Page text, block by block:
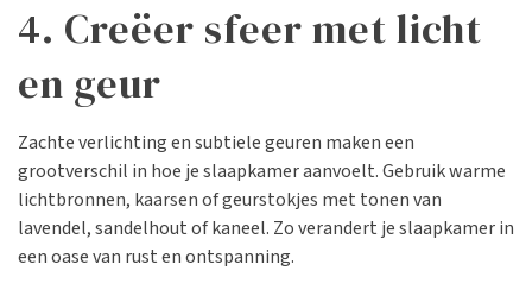
4. Creëer sfeer met licht
en geur
Zachte verlichting en subtiele geuren maken een
grootverschil in hoe je slaapkamer aanvoelt. Gebruik warme
lichtbronnen, kaarsen of geurstokjes met tonen van
lavendel, sandelhout of kaneel. Zo verandert je slaapkamer in
een oase van rust en ontspanning.